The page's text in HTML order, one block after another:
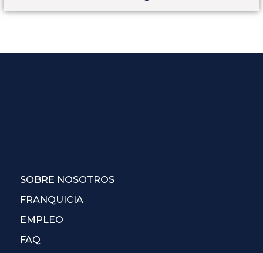
SOBRE NOSOTROS
FRANQUICIA
EMPLEO
FAQ